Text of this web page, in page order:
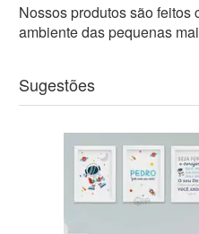
Nossos produtos são
ambiente das pequenas
Sugestões